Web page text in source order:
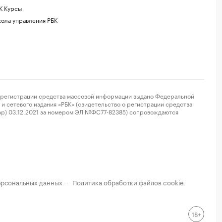
Курсы
управления РБК
средства массовой информации выдано Федеральной
издания «РБК» (свидетельство о регистрации средства
03.12.2021 за номером ЭЛ №ФС77-82385) сопровождаются
данных · Политика обработки файлов cookie
18+